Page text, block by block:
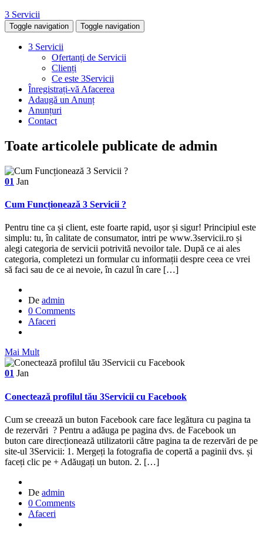
3 Servicii
Toggle navigation Toggle navigation
3 Servicii
Ofertanți de Servicii
Clienți
Ce este 3Servicii
Înregistrați-vă Afacerea
Adaugă un Anunț
Anunțuri
Contact
Toate articolele publicate de admin
01 Jan
Cum Funcționează 3 Servicii ?
Pentru tine ca și client, este foarte rapid, ușor și sigur! Principiul este
simplu: tu, în calitate de consumator, intri pe www.3servicii.ro și
alegi categoria de servicii potrivită nevoilor tale. După ce ai ales
categoria, completezi un formular cu informații despre ceea ce vrei
să faci sau de ce ai nevoie, în cazul în care […]
De admin
0 Comments
Afaceri
Mai Mult
01 Jan
Conectează profilul tău 3Servicii cu Facebook
Cum se creează un buton Facebook care face legătura cu pagina ta
de rezervări ? Pentru a adăuga pe pagina dvs. de Facebook un
buton care direcționează utilizatorii către pagina ta de rezervări de pe
site-ul 3Servicii: 1. Mergeți la fotografia de copertă a paginii dvs. și
faceți clic pe + Adăugați un buton. 2. […]
De admin
0 Comments
Afaceri